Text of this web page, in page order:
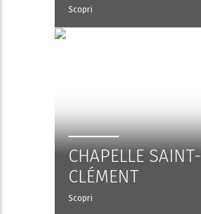
Scopri
CHAPELLE SAINT-
CLÉMENT
Scopri